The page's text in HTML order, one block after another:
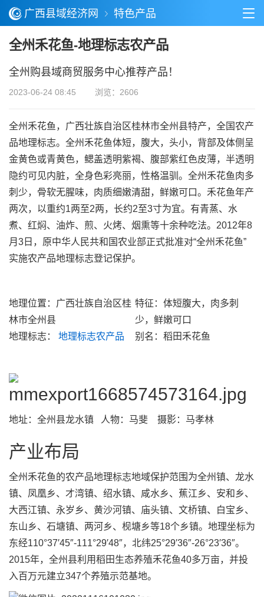
广西县域经济网 特色产品
全州禾花鱼-地理标志农产品
全州购县域商贸服务中心推荐产品！
2023-06-24 08:45 浏览：2606
全州禾花鱼，广西壮族自治区桂林市全州县特产，全国农产
品地理标志。全州禾花鱼体短，腹大，头小，背部及体侧呈
金黄色或青黄色，鳃盖透明紫褐、腹部紫红色皮薄，半透明
隐约可见内脏，全身色彩亮丽，性格温驯。全州禾花鱼肉多
刺少，骨软无腥味，肉质细嫩清甜，鲜嫩可口。禾花鱼年产
两次，以重约1两至2两，长约2至3寸为宜。有青蒸、水
煮、红焖、油炸、煎、火烤、烟熏等十余种吃法。2012年8
月3日，原中华人民共和国农业部正式批准对“全州禾花鱼”
实施农产品地理标志登记保护。
地理位置：广西壮族自治区桂
林市全州县
特征：体短腹大，肉多刺
少，鲜嫩可口
地理标志： 地理标志农产品 别名：稻田禾花鱼
地址：全州县龙水镇 人物：马斐 摄影：马孝林
产业布局
全州禾花鱼的农产品地理标志地域保护范围为全州镇、龙水
镇、凤凰乡、才湾镇、绍水镇、咸水乡、蕉江乡、安和乡、
大西江镇、永岁乡、黄沙河镇、庙头镇、文桥镇、白宝乡、
东山乡、石塘镇、两河乡、枧塘乡等18个乡镇。地理坐标为
东经110°37′45″-111°29′48″，北纬25°29′36″-26°23′36″。
2015年，全州县利用稻田生态养殖禾花鱼40多万亩，并投
入百万元建立347个养殖示范基地。